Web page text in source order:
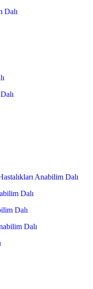
Dalı
Anabilim Dalı
Dalı
Dalı
Dalı